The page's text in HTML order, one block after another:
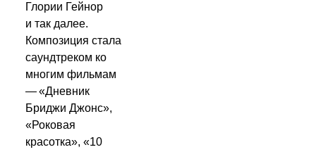
Глории Гейнор
и так далее.
Композиция стала
саундтреком ко
многим фильмам
— «Дневник
Бриджи Джонс»,
«Роковая
красотка», «10